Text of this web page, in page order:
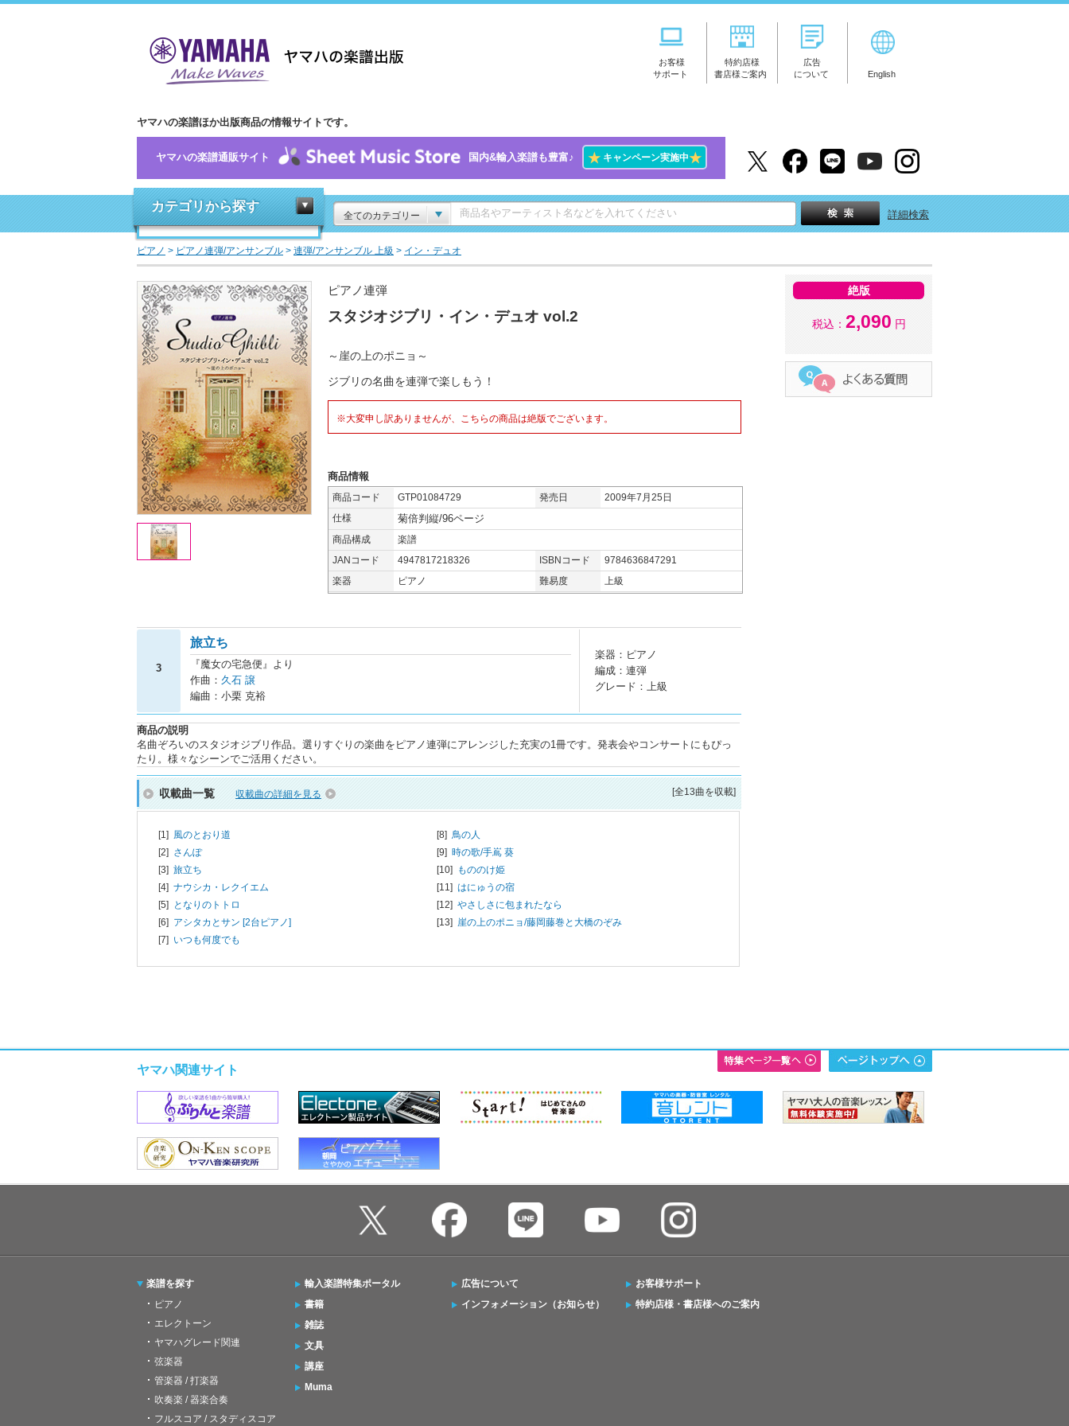
お客様
サポート
特約店様
書店様ご案内
広告
について
English
ヤマハの楽譜ほか出版商品の情報サイトです。
ヤマハの楽譜通販サイト 国内&輸入楽譜も豊富♪ ★キャンペーン実施中★
カテゴリから探す
全てのカテゴリー 詳細検索
ピアノ > ピアノ連弾/アンサンブル > 連弾/アンサンブル 上級 > イン・デュオ
ピアノ連弾
スタジオジブリ・イン・デュオ vol.2
～崖の上のポニョ～
ジブリの名曲を連弾で楽しもう！
※大変申し訳ありませんが、こちらの商品は絶版でございます。
商品情報
商品コード GTP01084729 発売日
2009年7月25日
仕様
菊倍判縦/96ページ
商品構成
楽譜
JANコード
4947817218326 ISBNコード
9784636847291
楽器
ピアノ 難易度 上級
3
旅立ち
『魔女の宅急便』より
作曲： 久石 譲
編曲：小栗 克裕
楽器：ピアノ
編成：連弾
グレード：上級
商品の説明
名曲ぞろいのスタジオジブリ作品。選りすぐりの楽曲をピアノ連弾にアレンジした充実の1冊です。発表会やコンサートにもぴっ
たり。様々なシーンでご活用ください。
収載曲一覧 収載曲の詳細を見る [全13曲を収載]
[1] 風のとおり道
[2] さんぽ
[3] 旅立ち
[4] ナウシカ・レクイエム
[5] となりのトトロ
[6] アシタカとサン [2台ピアノ]
[7] いつも何度でも
[8] 鳥の人
[9] 時の歌/手嶌 葵
[10] もののけ姫
[11] はにゅうの宿
[12] やさしさに包まれたなら
[13] 崖の上のポニョ/藤岡藤巻と大橋のぞみ
絶版
税込： 2,090 円
ヤマハ関連サイト
楽譜を探す
ピアノ
エレクトーン
ヤマハグレード関連
弦楽器
管楽器 / 打楽器
吹奏楽 / 器楽合奏
フルスコア / スタディスコア
輸入楽譜特集ポータル
書籍
雑誌
文具
講座
Muma
広告について
インフォメーション（お知らせ）
お客様サポート
特約店様・書店様へのご案内